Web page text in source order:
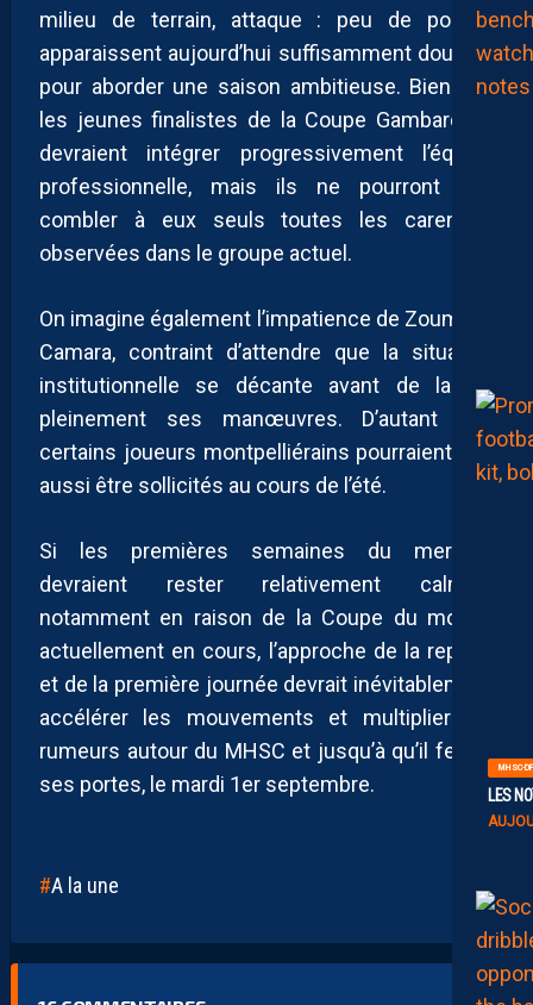
MHSC-
LES
milieu de terrain, attaque : peu de postes
apparaissent aujourd’hui suffisamment doublés
pour aborder une saison ambitieuse. Bien sûr,
les jeunes finalistes de la Coupe Gambardella
devraient intégrer progressivement l’équipe
professionnelle, mais ils ne pourront pas
combler à eux seuls toutes les carences
observées dans le groupe actuel.
On imagine également l’impatience de Zoumana
Camara, contraint d’attendre que la situation
institutionnelle se décante avant de lancer
pleinement ses manœuvres. D’autant que
certains joueurs montpelliérains pourraient eux
aussi être sollicités au cours de l’été.
Si les premières semaines du mercato
devraient rester relativement calmes,
notamment en raison de la Coupe du monde
actuellement en cours, l’approche de la reprise
et de la première journée devrait inévitablement
accélérer les mouvements et multiplier les
rumeurs autour du MHSC et jusqu’à qu’il ferme
ses portes, le mardi 1er septembre.
A la une